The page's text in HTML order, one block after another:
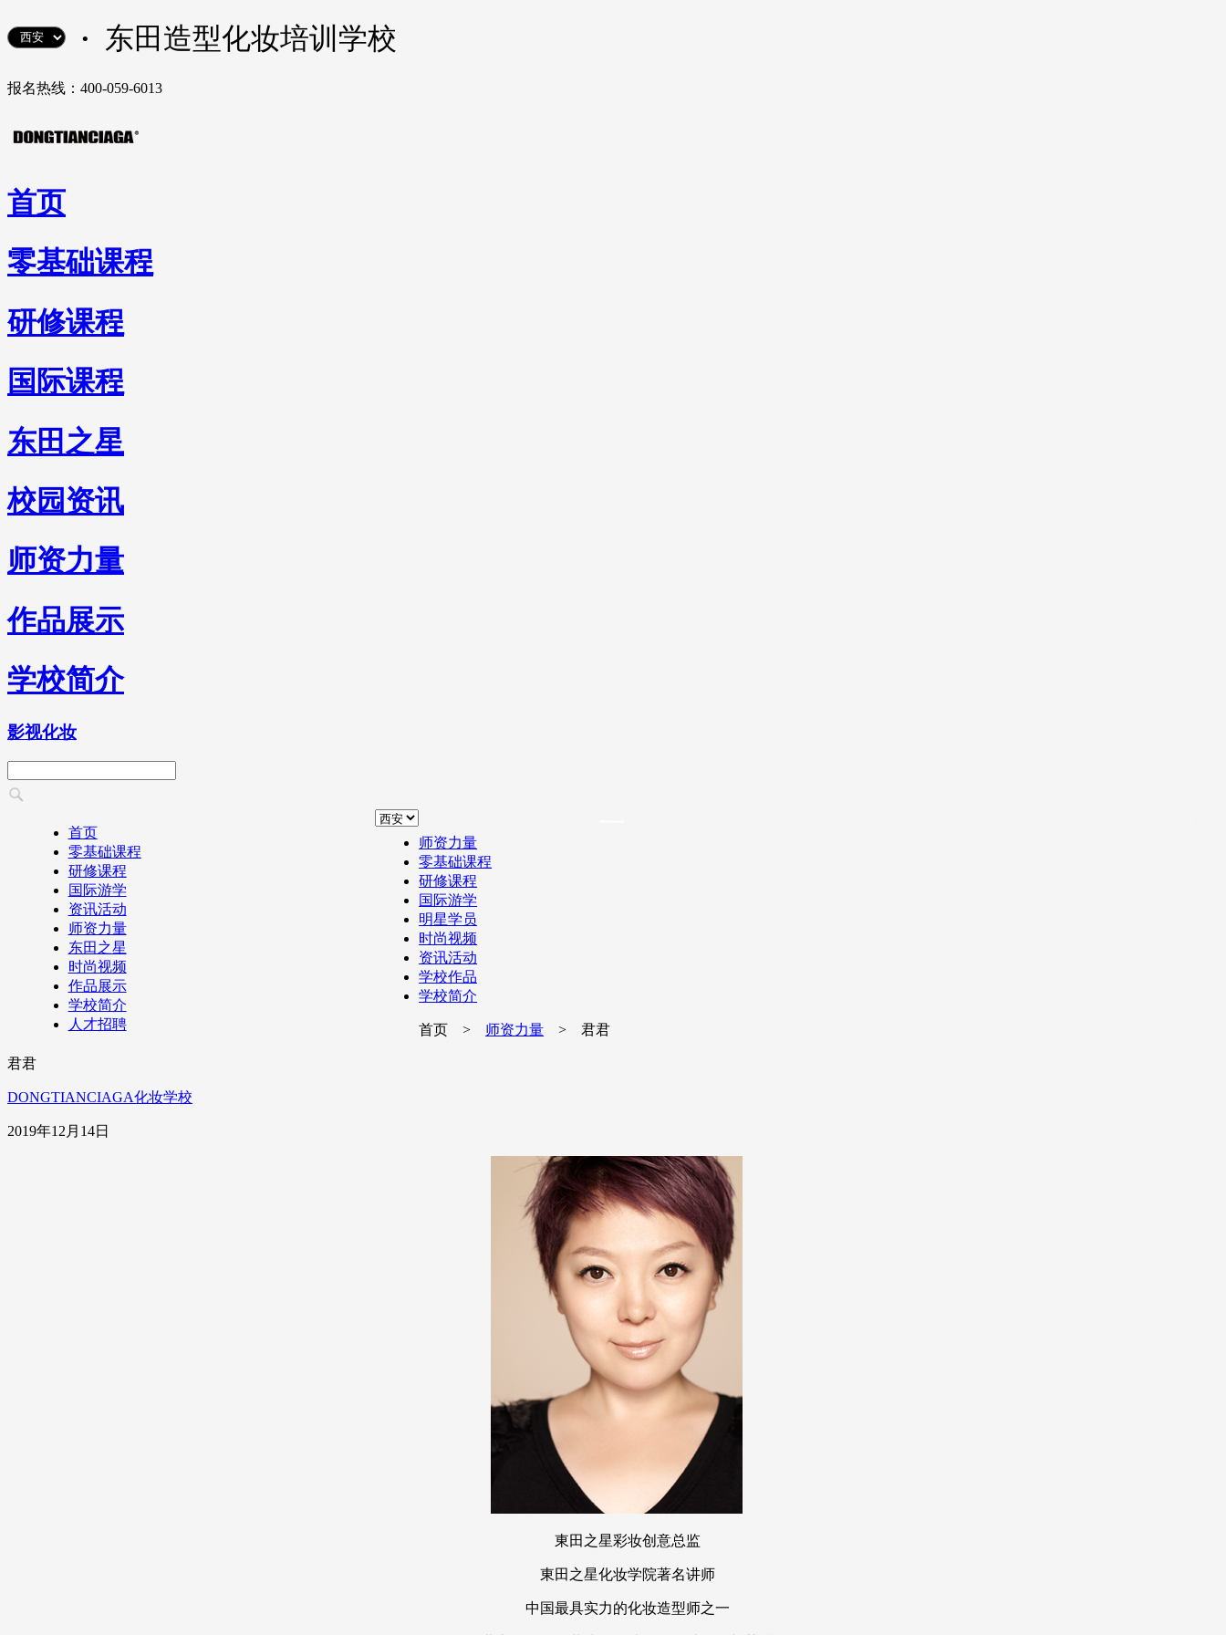
· 东田造型化妆培训学校
报名热线：400-059-6013
首页
零基础课程
研修课程
国际课程
东田之星
校园资讯
师资力量
作品展示
学校简介
影视化妆
首页
零基础课程
研修课程
国际游学
资讯活动
师资力量
东田之星
时尚视频
作品展示
学校简介
人才招聘
师资力量
零基础课程
研修课程
国际游学
明星学员
时尚视频
资讯活动
学校作品
学校简介
首页 > 师资力量 > 君君
君君
DONGTIANCIAGA化妆学校
2019年12月14日
東田之星彩妆创意总监
東田之星化妆学院著名讲师
中国最具实力的化妆造型师之一